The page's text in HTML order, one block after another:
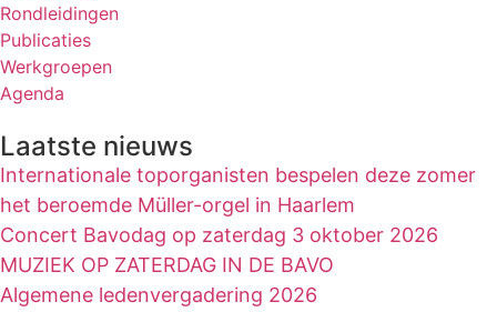
Rondleidingen
Publicaties
Werkgroepen
Agenda
Laatste nieuws
Internationale toporganisten bespelen deze zomer
het beroemde Müller-orgel in Haarlem
Concert Bavodag op zaterdag 3 oktober 2026
MUZIEK OP ZATERDAG IN DE BAVO
Algemene ledenvergadering 2026